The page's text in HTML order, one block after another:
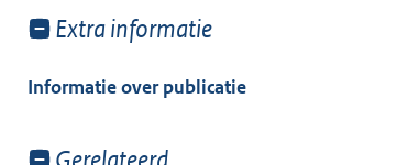
Toon
van:
Extra informatie
Informatie over publicatie
Toon
Gerelateerd